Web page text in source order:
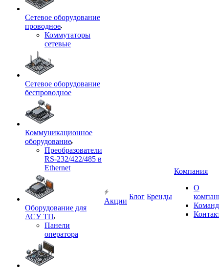
Сетевое оборудование
проводное
Коммутаторы
сетевые
Сетевое оборудование
беспроводное
Коммуникационное
оборудование
Преобразователи
RS-232/422/485 в
Ethernet
Оборудование для
АСУ ТП
Панели
оператора
Акции
Блог Бренды
Компания
О